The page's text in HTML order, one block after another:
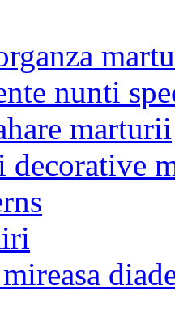
nunti
marturii
decorative